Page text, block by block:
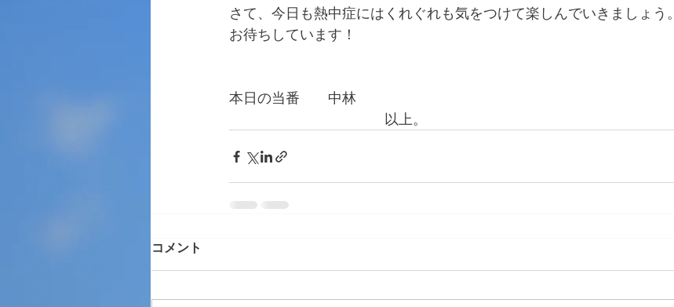
さて、今日も熱中症にはくれぐれも気をつけて楽しんでいきましょう。
お待ちしています！
本日の当番　　中林
以上。
コメント